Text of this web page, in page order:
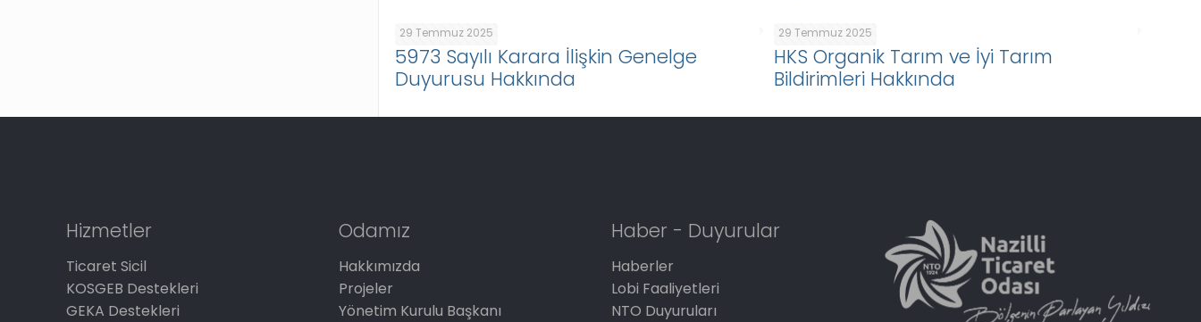
29 Temmuz 2025
5973 Sayılı Karara İlişkin Genelge
Duyurusu Hakkında
29 Temmuz 2025
HKS Organik Tarım ve İyi Tarım
Bildirimleri Hakkında
Hizmetler
Ticaret Sicil
KOSGEB Destekleri
GEKA Destekleri
Odamız
Hakkımızda
Projeler
Yönetim Kurulu Başkanı
Haber - Duyurular
Haberler
Lobi Faaliyetleri
NTO Duyuruları